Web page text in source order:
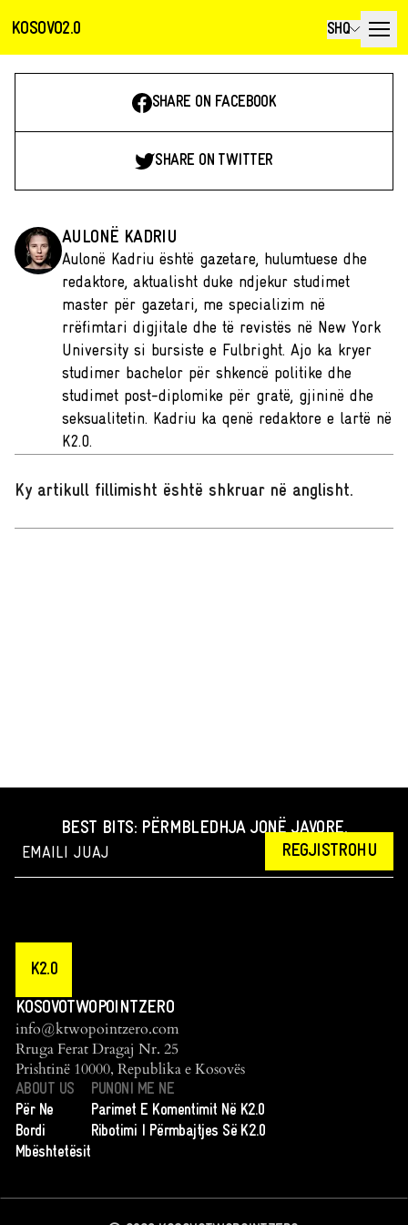
KOSOVO2.0 SHQ
SHARE ON FACEBOOK
SHARE ON TWITTER
AULONË KADRIU
Aulonë Kadriu është gazetare, hulumtuese dhe
redaktore, aktualisht duke ndjekur studimet
master për gazetari, me specializim në
rrëfimtari digjitale dhe të revistës në New York
University si bursiste e Fulbright. Ajo ka kryer
studimer bachelor për shkencë politike dhe
studimet post-diplomike për gratë, gjininë dhe
seksualitetin. Kadriu ka qenë redaktore e lartë në
K2.0.
Ky artikull fillimisht është shkruar në anglisht.
BEST BITS: PËRMBLEDHJA JONË JAVORE.
REGJISTROHU
K2.0
KOSOVOTWOPOINTZERO
info@ktwopointzero.com
Rruga Ferat Dragaj Nr. 25
Prishtinë 10000, Republika e Kosovës
ABOUT US
Për Ne
Bordi
Mbështetësit
PUNONI ME NE
Parimet E Komentimit Në K2.0
Ribotimi I Përmbajtjes Së K2.0